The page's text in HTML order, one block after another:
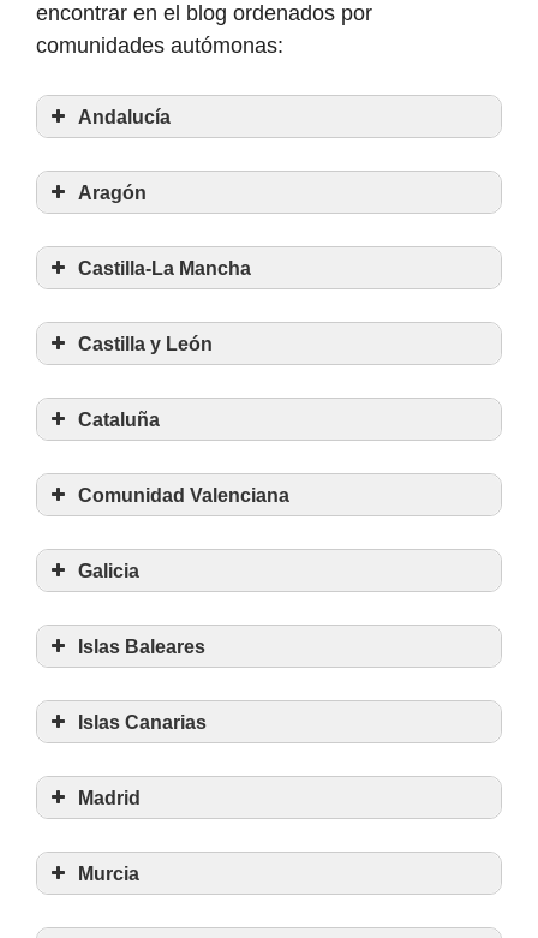
encontrar en el blog ordenados por
comunidades autómonas:
Andalucía
Aragón
Qué ver en el Monasterio de Piedra
Qué ver en Tarazona
Castilla-La Mancha
Qué ver en Alarcón
Qué ver en Villalgordo del Júcar
Castilla y León
Qué ver en Medina de Rioseco
Qué ver en Tiedra
Cataluña
Qué ver en Sitges
Visitar Montserrat
Comunidad Valenciana
Qué ver en Morella
Qué ver en Sant Mateu
Galicia
Qué ver en Fonsagrada
Islas Baleares
Islas Canarias
Qué ver en Gran Canaria
Madrid
Murcia